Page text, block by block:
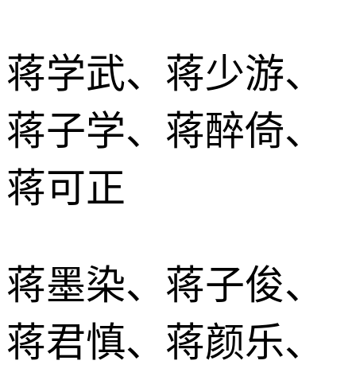
蒋学武、蒋少游、
蒋子学、蒋醉倚、
蒋可正
蒋墨染、蒋子俊、
蒋君慎、蒋颜乐、